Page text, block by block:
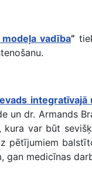
vadība”
integratīvajā
un dr. Armands
var būt
medicīnas